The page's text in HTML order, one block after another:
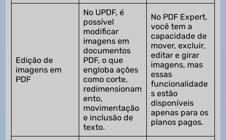
Edição de
imagens em
PDF
No UPDF, é
possível
modificar
imagens em
documentos
PDF, o que
engloba ações
como corte,
redimensionam
ento,
movimentação
e inclusão de
texto.
No PDF Expert,
você tem a
capacidade de
mover, excluir,
editar e girar
imagens, mas
essas
funcionalidade
s estão
disponíveis
apenas para os
planos pagos.